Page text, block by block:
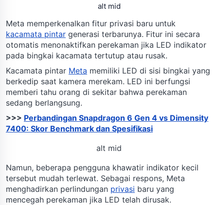
alt mid
Meta memperkenalkan fitur privasi baru untuk
kacamata pintar generasi terbarunya. Fitur ini secara
otomatis menonaktifkan perekaman jika LED indikator
pada bingkai kacamata tertutup atau rusak.
Kacamata pintar Meta memiliki LED di sisi bingkai yang
berkedip saat kamera merekam. LED ini berfungsi
memberi tahu orang di sekitar bahwa perekaman
sedang berlangsung.
>>> Perbandingan Snapdragon 6 Gen 4 vs Dimensity
7400: Skor Benchmark dan Spesifikasi
alt mid
Namun, beberapa pengguna khawatir indikator kecil
tersebut mudah terlewat. Sebagai respons, Meta
menghadirkan perlindungan privasi baru yang
mencegah perekaman jika LED telah dirusak.